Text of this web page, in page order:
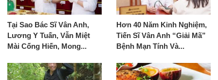
Tại Sao Bác Sĩ Vân Anh,
Lương Y Tuấn, Vẫn Miệt
Mài Cống Hiến, Mong...
Hơn 40 Năm Kinh Nghiệm,
Tiến Sĩ Vân Anh “Giải Mã”
Bệnh Mạn Tính Và...